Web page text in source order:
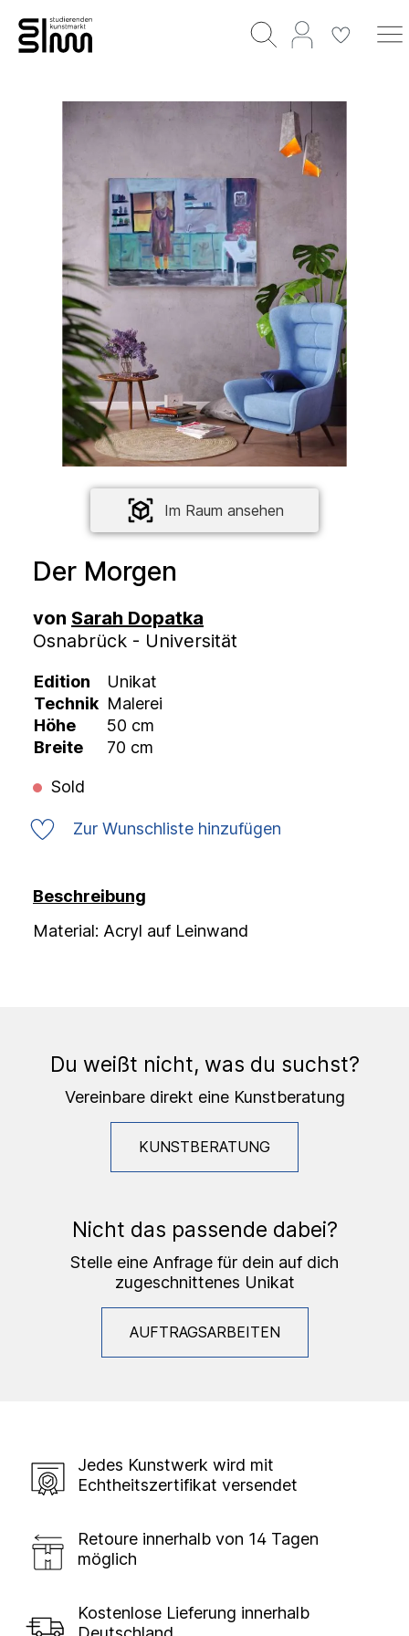
Im Raum ansehen
Der Morgen
von Sarah Dopatka
Osnabrück - Universität
Edition
Unikat
Technik Malerei
Höhe
50 cm
Breite
70 cm
Sold
Zur Wunschliste hinzufügen
Beschreibung
Material: Acryl auf Leinwand
Du weißt nicht, was du suchst?
Vereinbare direkt eine Kunstberatung
KUNSTBERATUNG
Nicht das passende dabei?
Stelle eine Anfrage für dein auf dich
zugeschnittenes Unikat
AUFTRAGSARBEITEN
Jedes Kunstwerk wird mit
Echtheitszertifikat versendet
Retoure innerhalb von 14 Tagen
möglich
Kostenlose Lieferung innerhalb